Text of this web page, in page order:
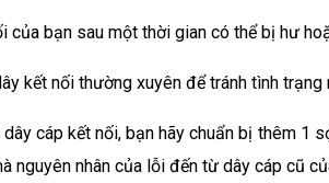
của bạn sau một thời gian có thể bị hư
kết nối thường xuyên để tránh tình trạng
cáp kết nối, bạn hãy chuẩn bị thêm 1
nguyên nhân của lỗi đến từ dây cáp cũ